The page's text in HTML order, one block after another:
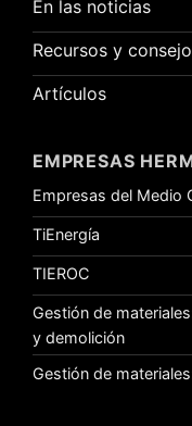
En las noticias
Recursos y
Artículos
EMPRESAS
Empresas del Medio
TiEnergía
TIEROC
Gestión de
y demolición
Gestión de